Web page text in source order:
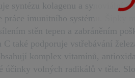
syntézu kolagenu a synoviální
práce imunitního systému. Šípky
stěn tepen a zabráněním
C také podporuje vstřebávání
komplex vitamínů,
účinky volných radikálů v těle.